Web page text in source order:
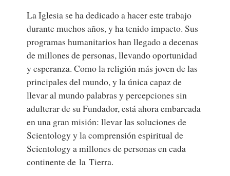
La Iglesia se ha dedicado a hacer este trabajo
durante muchos años, y ha tenido impacto. Sus
programas humanitarios han llegado a decenas
de millones de personas, llevando oportunidad
y esperanza. Como la religión más joven de las
principales del mundo, y la única capaz de
llevar al mundo palabras y percepciones sin
adulterar de su Fundador, está ahora embarcada
en una gran misión: llevar las soluciones de
Scientology y la comprensión espiritual de
Scientology a millones de personas en cada
continente de la Tierra.